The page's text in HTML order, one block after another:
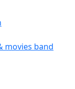
movies band